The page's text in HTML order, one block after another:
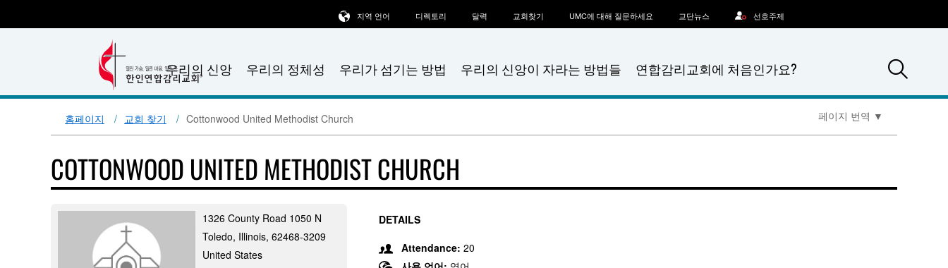
우리의 신앙 우리의 정체성 우리가 섬기는 방법 우리의 신앙이 자라는 방법들 연합감리교회에 처음인가요?
지역 언어 디렉토리 달력 교회찾기 UMC에 대해 질문하세요 교단뉴스 선호주제
홈페이지 교회 찾기 Cottonwood United Methodist Church 페이지 번역 ▼
COTTONWOOD UNITED METHODIST CHURCH
1326 County Road 1050 N
Toledo, Illinois, 62468-3209
United States
DETAILS
Attendance: 20